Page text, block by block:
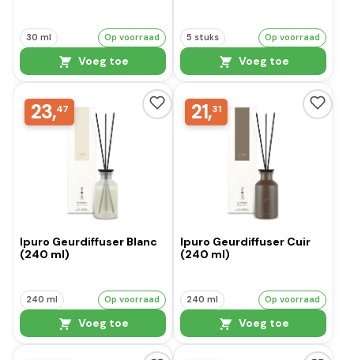
30 ml Op voorraad
Voeg toe
5 stuks Op voorraad
Voeg toe
23,47
Ipuro Geurdiffuser Blanc
(240 ml)
240 ml Op voorraad
Voeg toe
21,31
Ipuro Geurdiffuser Cuir
(240 ml)
240 ml Op voorraad
Voeg toe